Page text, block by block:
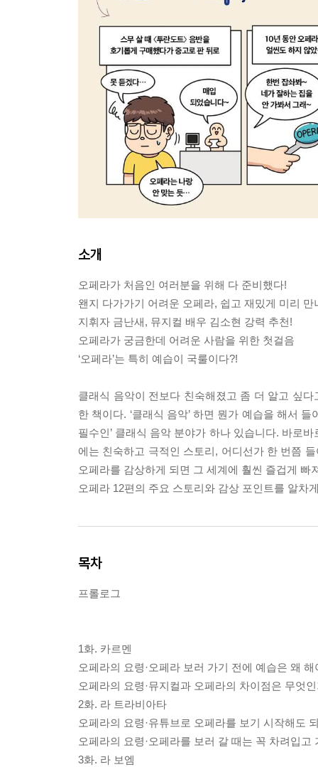
소개
오페라가 처음인 여러분을 위해 다 준비했다!
왠지 다가가기 어려운 오페라, 쉽고 재밌게 미리 만
지휘자 금난새, 뮤지컬 배우 김소현 강력 추천!
오페라가 궁금한데 어려운 사람을 위한 첫걸음
‘오페라’는 특히 예습이 국룰이다?!
클래식 음악이 전보다 친숙해졌고 좀 더 알고 싶
한 책이다. ‘클래식 음악’ 하면 뭔가 예습을 해서
필수인’ 클래식 음악 분야가 하나 있습니다. 바로
에는 친숙하고 극적인 스토리, 어디선가 한 번쯤
오페라를 감상하게 되면 그 세계에 훨씬 즐겁게
오페라 12편의 주요 스토리와 감상 포인트를 알차
목차
프롤로그
1화. 카르멘
오페라의 요령·오페라 보러 가기 전에 예습은 왜 해
오페라의 요령·뮤지컬과 오페라의 차이점은 무엇
2화. 라 트라비아타
오페라의 요령·유튜브로 오페라를 보기 시작해도
오페라의 요령·오페라를 보러 갈 때는 꼭 차려입고
3화. 라 보엠